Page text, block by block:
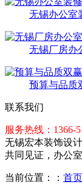
无锡办公室
无锡厂房办
预算与品质
联系我们
服务热线：1366-
无锡宏本装饰设
共同见证，办公
当前位置： ： 首页